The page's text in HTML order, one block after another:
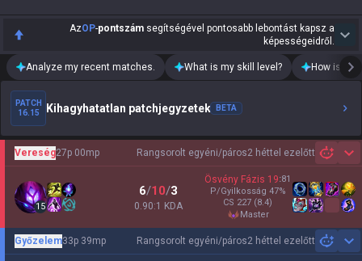
AzOP-pontszám segítségével pontosabb lebontást kapsz a
képességeidről.
Analyze my recent matches. What is my skill level? How is my
PATCH
16.15
Kihagyhatatlan patchjegyzetek BETA
Rangsorolt egyéni/páros2 héttel ezelőtt
Vereség27p 00mp
15
6/10/3
0.90:1 KDA
Ösvény Fázis 19:81
P/Gyilkosság 47%
CS 227 (8.4)
master
Rangsorolt egyéni/páros2 héttel ezelőtt
Győzelem33p 39mp